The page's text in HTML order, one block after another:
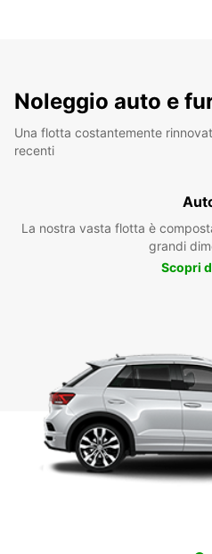
Noleggio auto e
Una flotta costantemente
recenti
La nostra vasta flotta è
grandi
Scopri